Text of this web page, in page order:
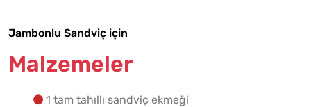
Jambonlu Sandviç için
Malzemeler
1 tam tahıllı sandviç ekmeği